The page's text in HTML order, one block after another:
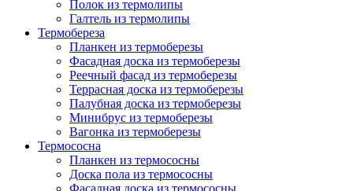
Полок из термолипы
Галтель из термолипы
Термобереза
Планкен из термоберезы
Фасадная доска из термоберезы
Реечный фасад из термоберезы
Террасная доска из термоберезы
Палубная доска из термоберезы
Минибрус из термоберезы
Вагонка из термоберезы
Термососна
Планкен из термососны
Доска пола из термососны
Фасадная доска из термососны